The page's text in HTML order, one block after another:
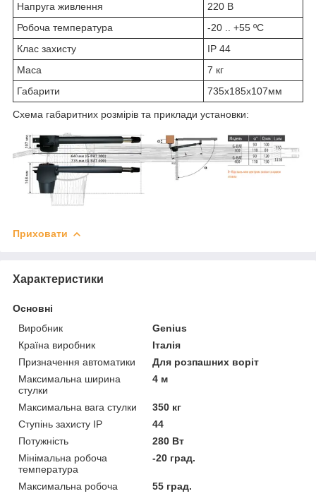
Напруга живлення
220 В
Робоча температура
-20 .. +55 ºС
Клас захисту
IP 44
Маса
7 кг
Габарити
735x185x107мм
Схема габаритних розмірів та приклади установки:
Приховати
Характеристики
Основні
Виробник
Genius
Країна виробник
Італія
Призначення автоматики
Для розпашних воріт
Максимальна ширина
стулки
4 м
Максимальна вага стулки
350 кг
Ступінь захисту IP
44
Потужність
280 Вт
Мінімальна робоча
температура
-20 град.
Максимальна робоча
55 град.